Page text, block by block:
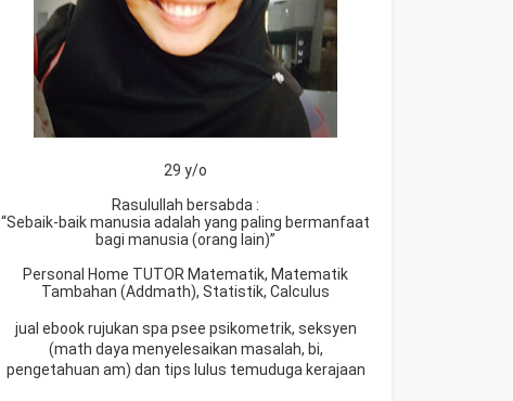
29 y/o
Rasulullah bersabda :
“Sebaik-baik manusia adalah yang paling bermanfaat
bagi manusia (orang lain)”
Personal Home TUTOR Matematik, Matematik
Tambahan (Addmath), Statistik, Calculus
jual ebook rujukan spa psee psikometrik, seksyen
(math daya menyelesaikan masalah, bi,
pengetahuan am) dan tips lulus temuduga kerajaan